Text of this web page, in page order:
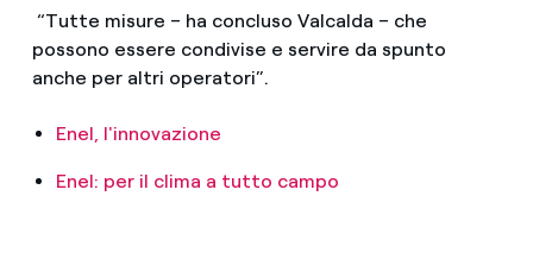
“Tutte misure – ha concluso Valcalda – che
possono essere condivise e servire da spunto
anche per altri operatori”.
Enel, l'innovazione
Enel: per il clima a tutto campo